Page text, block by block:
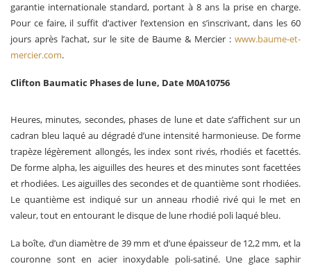
garantie internationale standard, portant à 8 ans la prise en charge.
Pour ce faire, il suffit d’activer l’extension en s’inscrivant, dans les 60
jours après l’achat, sur le site de Baume & Mercier : www.baume-et-
mercier.com.
Clifton Baumatic Phases de lune, Date M0A10756
Heures, minutes, secondes, phases de lune et date s’affichent sur un
cadran bleu laqué au dégradé d’une intensité harmonieuse. De forme
trapèze légèrement allongés, les index sont rivés, rhodiés et facettés.
De forme alpha, les aiguilles des heures et des minutes sont facettées
et rhodiées. Les aiguilles des secondes et de quantième sont rhodiées.
Le quantième est indiqué sur un anneau rhodié rivé qui le met en
valeur, tout en entourant le disque de lune rhodié poli laqué bleu.
La boîte, d’un diamètre de 39 mm et d’une épaisseur de 12,2 mm, et la
couronne sont en acier inoxydable poli-satiné. Une glace saphir